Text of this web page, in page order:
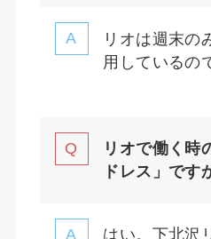
リオは週末の
用しているの
リオで働く時
ドレス」です
はい。下北沢